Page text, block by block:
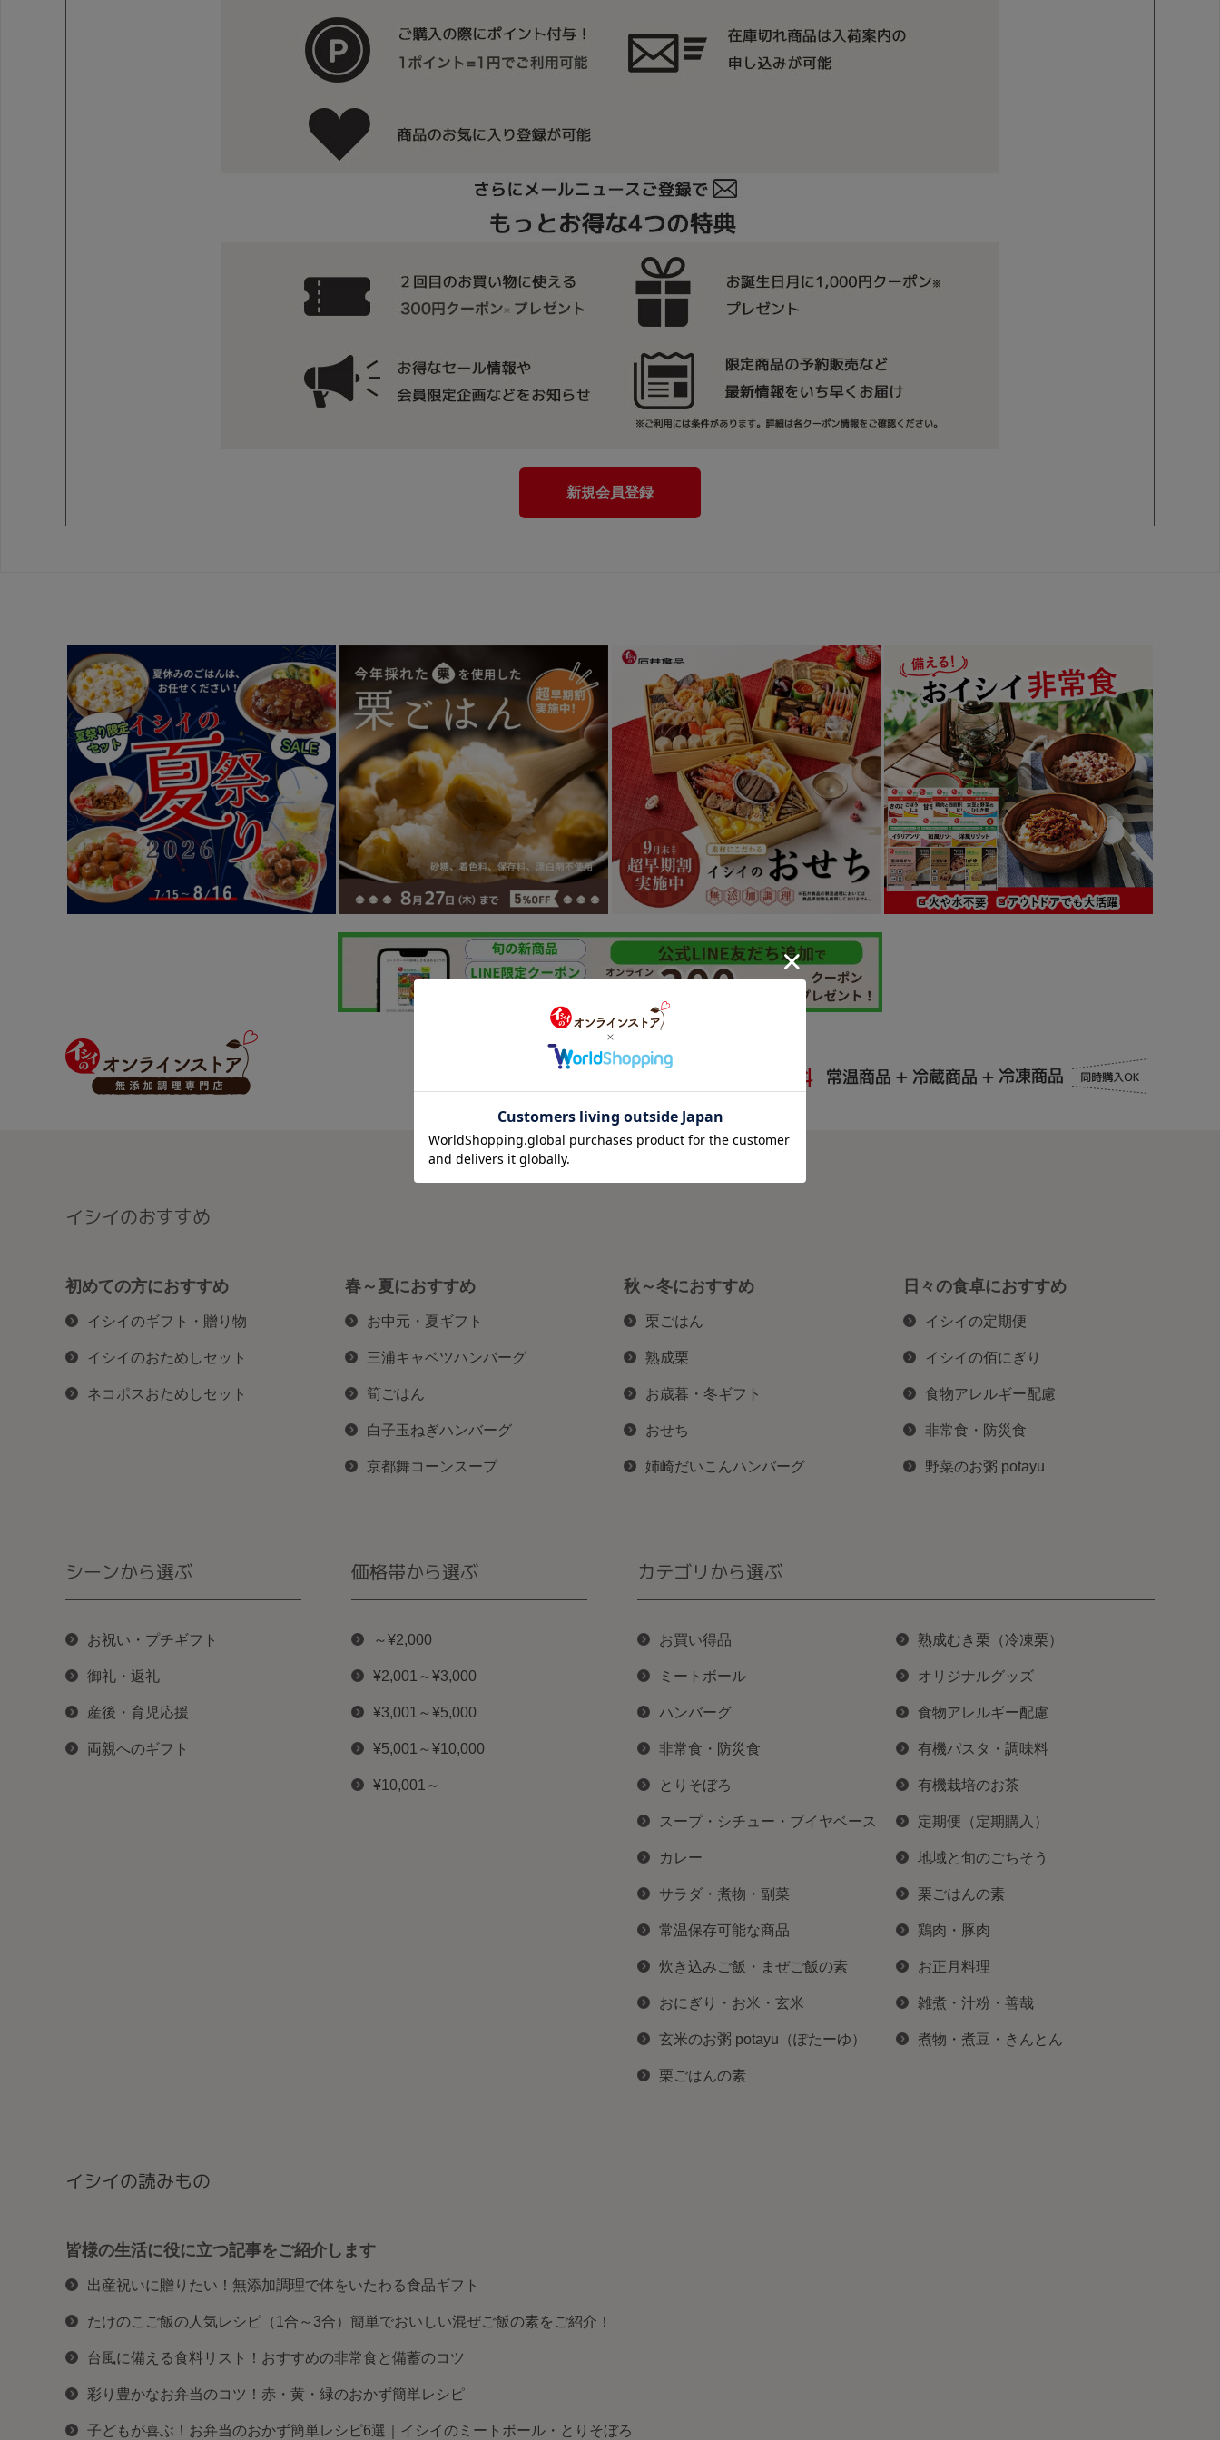
イシイのおすすめ
初めての方におすすめ
イシイのギフト・贈り物
イシイのおためしセット
ネコポスおためしセット
春～夏におすすめ
お中元・夏ギフト
三浦キャベツハンバーグ
筍ごはん
白子玉ねぎハンバーグ
京都舞コーンスープ
秋～冬におすすめ
栗ごはん
熟成栗
お歳暮・冬ギフト
おせち
姉崎だいこんハンバーグ
日々の食卓におすすめ
イシイの定期便
イシイの佰にぎり
食物アレルギー配慮
非常食・防災食
野菜のお粥 potayu
シーンから選ぶ
お祝い・プチギフト
御礼・返礼
産後・育児応援
両親へのギフト
価格帯から選ぶ
～¥2,000
¥2,001～¥3,000
¥3,001～¥5,000
¥5,001～¥10,000
¥10,001～
カテゴリから選ぶ
お買い得品
ミートボール
ハンバーグ
非常食・防災食
とりそぼろ
スープ・シチュー・ブイヤベース
カレー
サラダ・煮物・副菜
常温保存可能な商品
炊き込みご飯・まぜご飯の素
おにぎり・お米・玄米
玄米のお粥 potayu（ぽたーゆ）
栗ごはんの素
熟成むき栗（冷凍栗）
オリジナルグッズ
食物アレルギー配慮
有機パスタ・調味料
有機栽培のお茶
定期便（定期購入）
地域と旬のごちそう
栗ごはんの素
鶏肉・豚肉
お正月料理
雑煮・汁粉・善哉
煮物・煮豆・きんとん
イシイの読みもの
皆様の生活に役に立つ記事をご紹介します
出産祝いに贈りたい！無添加調理で体をいたわる食品ギフト
たけのこご飯の人気レシピ（1合～3合）簡単でおいしい混ぜご飯の素をご紹介！
台風に備える食料リスト！おすすめの非常食と備蓄のコツ
彩り豊かなお弁当のコツ！赤・黄・緑のおかず簡単レシピ
子どもが喜ぶ！お弁当のおかず簡単レシピ6選｜イシイのミートボール・とりそぼろ